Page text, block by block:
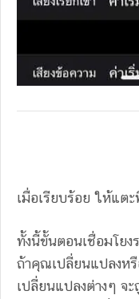
เมื่อเรียบร้อย ให้แต
ทั้งนี้ขั้นตอนเชื่อมโยง
ถ้าคุณเปลี่ยนแปลงห
เปลี่ยนแปลงต่างๆ จ